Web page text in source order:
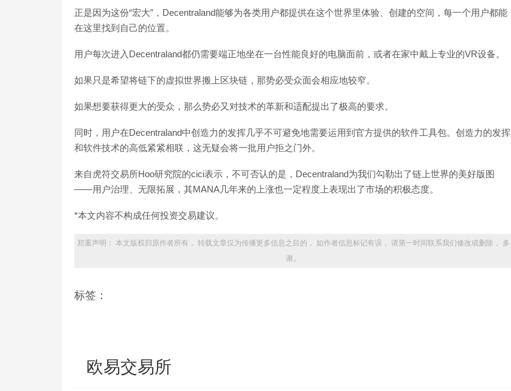
正是因为这份“宏大”，Decentraland能够为各类用户都提供在这个世界里体验、创建的空间，每一个用户都能
在这里找到自己的位置。
用户每次进入Decentraland都仍需要端正地坐在一台性能良好的电脑面前，或者在家中戴上专业的VR设备。
如果只是希望将链下的虚拟世界搬上区块链，那势必受众面会相应地较窄。
如果想要获得更大的受众，那么势必又对技术的革新和适配提出了极高的要求。
同时，用户在Decentraland中创造力的发挥几乎不可避免地需要运用到官方提供的软件工具包。创造力的发挥
和软件技术的高低紧紧相联，这无疑会将一批用户拒之门外。
来自虎符交易所Hoo研究院的cici表示，不可否认的是，Decentraland为我们勾勒出了链上世界的美好版图
——用户治理、无限拓展，其MANA几年来的上涨也一定程度上表现出了市场的积极态度。
*本文内容不构成任何投资交易建议。
郑重声明： 本文版权归原作者所有， 转载文章仅为传播更多信息之目的， 如作者信息标记有误， 请第一时间联系我们修改或删除， 多
谢。
标签：
欧易交易所